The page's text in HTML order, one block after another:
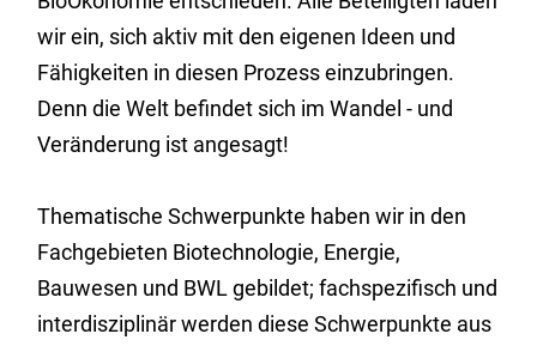
wir ein, sich aktiv mit den eigenen Ideen und
Fähigkeiten in diesen Prozess einzubringen.
Denn die Welt befindet sich im Wandel - und
Veränderung ist angesagt!
Thematische Schwerpunkte haben wir in den
Fachgebieten Biotechnologie, Energie,
Bauwesen und BWL gebildet; fachspezifisch und
interdisziplinär werden diese Schwerpunkte aus